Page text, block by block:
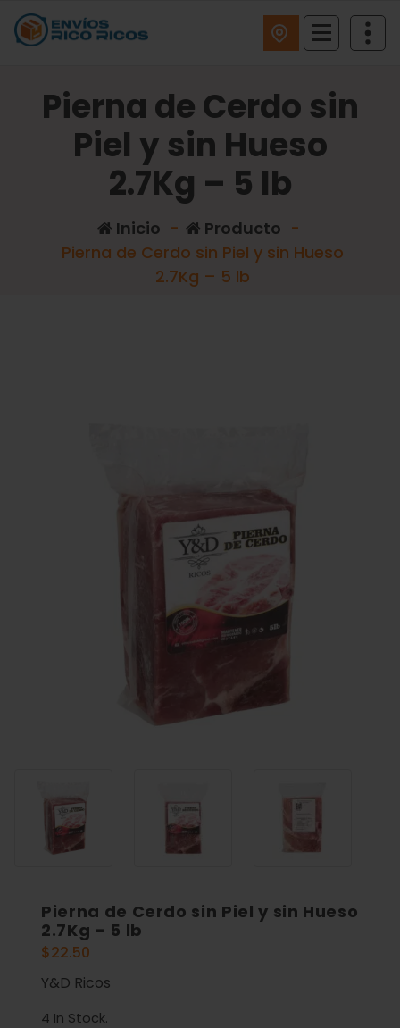
Pierna de Cerdo sin
Piel y sin Hueso
2.7Kg – 5 lb
Inicio - Producto -
Pierna de Cerdo sin Piel y sin Hueso
2.7Kg – 5 lb
Pierna de Cerdo sin Piel y sin Hueso
2.7Kg – 5 lb
$22.50
Y&D Ricos
4 In Stock.